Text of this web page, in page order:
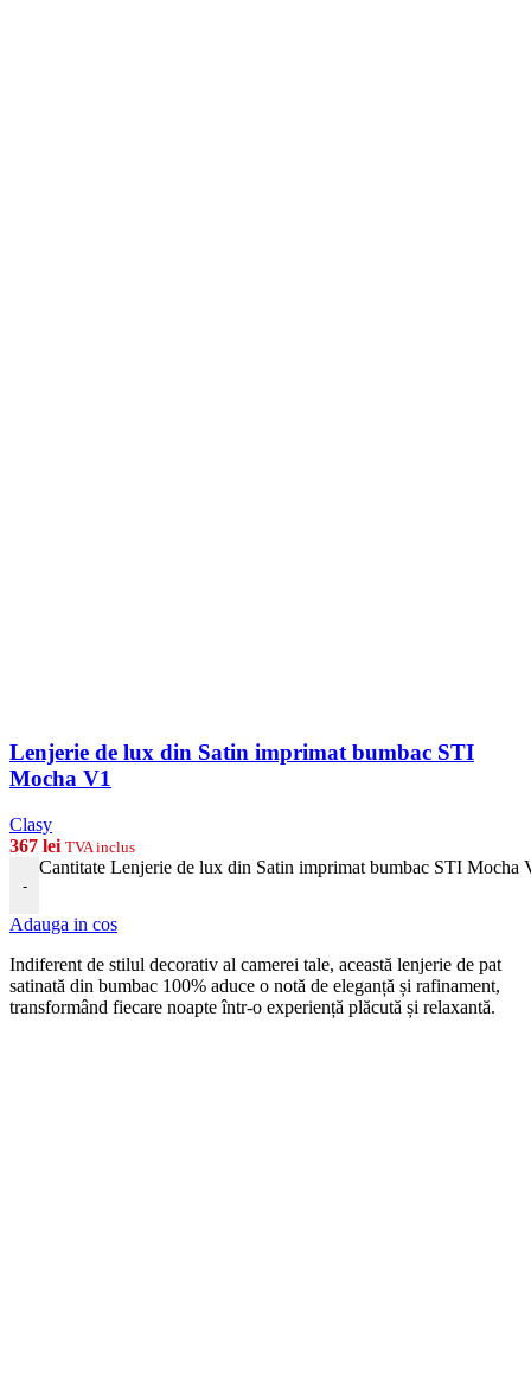
Lenjerie de lux din Satin imprimat bumbac STI
Mocha V1
Clasy
367 lei TVA inclus
-
Cantitate Lenjerie de lux din Satin imprimat bumbac STI Mocha
Adauga in cos
Indiferent de stilul decorativ al camerei tale, această lenjerie de pat
satinată din bumbac 100% aduce o notă de eleganță și rafinament,
transformând fiecare noapte într-o experiență plăcută și relaxantă.